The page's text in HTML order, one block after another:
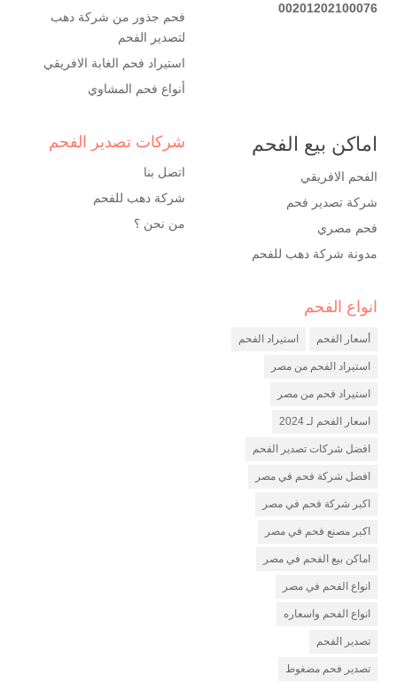
00201202100076
فحم جذور من شركة دهب
لتصدير الفحم
استيراد فحم الغابة الافريقي
أنواع فحم المشاوي
اماكن بيع الفحم
الفحم الافريقي
شركة تصدير فحم
فحم مصري
مدونة شركة دهب للفحم
شركات تصدير الفحم
اتصل بنا
شركة دهب للفحم
من نحن ؟
انواع الفحم
أسعار الفحم استيراد الفحم
استيراد الفحم من مصر
استيراد فحم من مصر
اسعار الفحم لـ 2024
افضل شركات تصدير الفحم
افضل شركة فحم في مصر
اكبر شركة فحم في مصر
اكبر مصنع فحم في مصر
اماكن بيع الفحم في مصر
انواع الفحم في مصر
انواع الفحم واسعاره
تصدير الفحم
تصدير فحم مضغوط